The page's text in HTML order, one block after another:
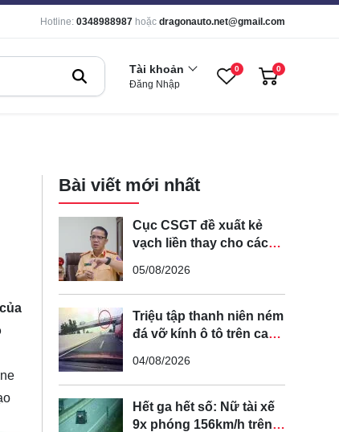
Hotline: 0348988987 hoặc dragonauto.net@gmail.com
Tài khoản
Đăng Nhập
0 0
Bài viết mới nhất
Cục CSGT đề xuất kẻ
vạch liền thay cho các
tuyến đường cong, cua,
đèo dốc để tránh tài xế
vượt ẩu
05/08/2026
Triệu tập thanh niên ném
đá vỡ kính ô tô trên cao
04/08/2026
Hết ga hết số: Nữ tài xế
9x phóng 156km/h trên